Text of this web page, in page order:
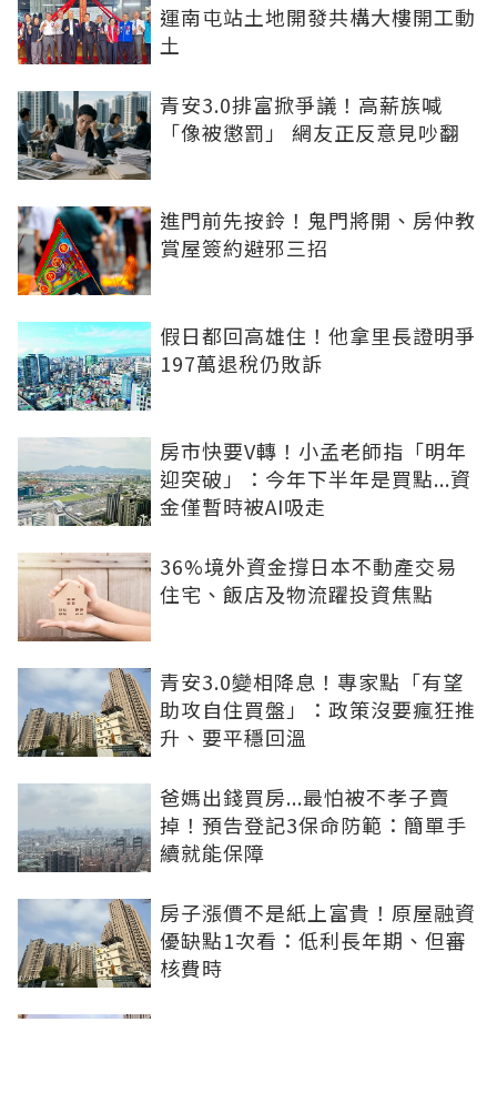
運南屯站土地開發共構大樓開工動
土
青安3.0排富掀爭議！高薪族喊
「像被懲罰」 網友正反意見吵翻
進門前先按鈴！鬼門將開、房仲教
賞屋簽約避邪三招
假日都回高雄住！他拿里長證明爭
197萬退稅仍敗訴
房市快要V轉！小孟老師指「明年
迎突破」：今年下半年是買點...資
金僅暫時被AI吸走
36%境外資金撐日本不動產交易
住宅、飯店及物流躍投資焦點
青安3.0變相降息！專家點「有望
助攻自住買盤」：政策沒要瘋狂推
升、要平穩回溫
爸媽出錢買房...最怕被不孝子賣
掉！預告登記3保命防範：簡單手
續就能保障
房子漲價不是紙上富貴！原屋融資
優缺點1次看：低利長年期、但審
核費時